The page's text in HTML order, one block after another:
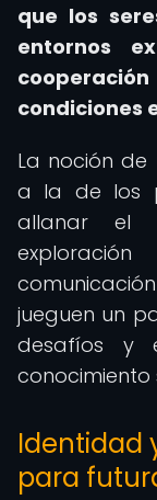
que los
entornos
condiciones
La noción de
a la de los
allanar el
jueguen un
desafíos y
conocimiento
Identidad
para